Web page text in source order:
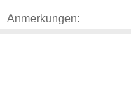
Anmerkungen: